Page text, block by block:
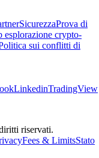
SicurezzaProva di
esplorazione crypto-
sui conflitti di
LinkedinTradingView
riservati.
Fees & LimitsStato